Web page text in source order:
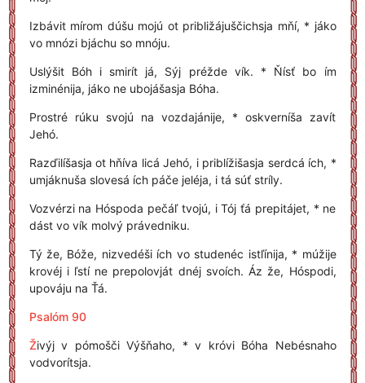
Izbávit mírom dúšu mojú ot približájuščichsja mňí, * jáko
vo mnózi bjáchu so mnóju.
Uslýšit Bóh i smirít já, Sýj préžde vík. * Ňísť bo ím
izminénija, jáko ne ubojášasja Bóha.
Prostré rúku svojú na vozdajánije, * oskverníša zavít
Jehó.
Razďilíšasja ot hňíva licá Jehó, i priblížišasja serdcá ích, *
umjáknuša slovesá ích páče jeléja, i tá súť stríly.
Vozvérzi na Hóspoda pečáľ tvojú, i Tój ťá prepitájet, * ne
dást vo vík molvý právedniku.
Tý že, Bóže, nizvedéši ích vo studenéc istľínija, * múžije
krovéj i ľstí ne prepolovját dnéj svoích. Áz že, Hóspodi,
upováju na Ťá.
Psalóm 90
Živýj v pómošči Výšňaho, * v króvi Bóha Nebésnaho
vodvorítsja.